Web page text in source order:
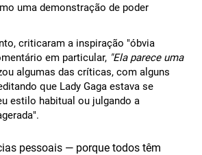
uma demonstração de poder
criticaram a inspiração "óbvia
em particular, "Ela parece uma
algumas das críticas, com alguns
que Lady Gaga estava se
estilo habitual ou julgando a
pessoais — porque todos têm